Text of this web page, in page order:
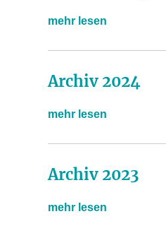
mehr lesen
Archiv 2024
mehr lesen
Archiv 2023
mehr lesen